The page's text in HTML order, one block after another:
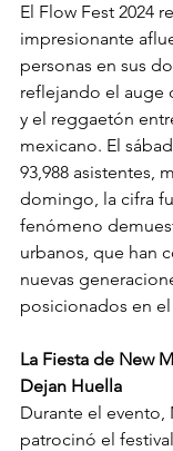
El Flow Fest 2024
impresionante
personas en sus
reflejando el auge
y el reggaetón
mexicano. El
93,988 asistentes,
domingo, la cifra
fenómeno
urbanos, que han
nuevas
posicionados en
La Fiesta de New
Dejan Huella
Durante el evento,
patrocinó el